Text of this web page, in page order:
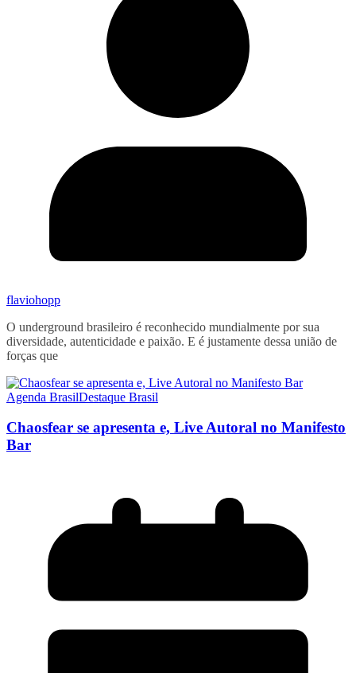
flaviohopp
O underground brasileiro é reconhecido mundialmente por sua
diversidade, autenticidade e paixão. E é justamente dessa união de
forças que
Agenda BrasilDestaque Brasil
Chaosfear se apresenta e, Live Autoral no Manifesto
Bar